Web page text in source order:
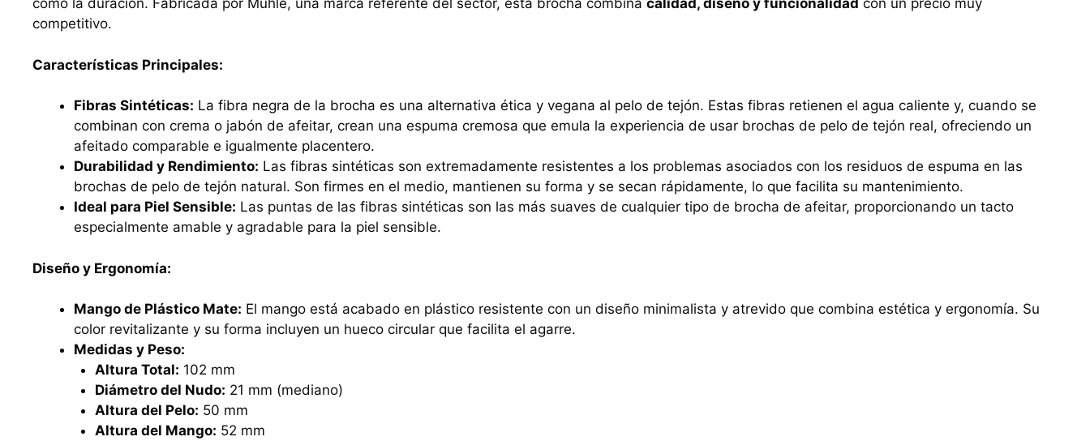
como la duración. Fabricada por Mühle, una marca referente del sector, esta brocha combina calidad, diseño y funcionalidad con un precio muy
competitivo.
Características Principales:
Fibras Sintéticas: La fibra negra de la brocha es una alternativa ética y vegana al pelo de tejón. Estas fibras retienen el agua caliente y, cuando se
combinan con crema o jabón de afeitar, crean una espuma cremosa que emula la experiencia de usar brochas de pelo de tejón real, ofreciendo un
afeitado comparable e igualmente placentero.
Durabilidad y Rendimiento: Las fibras sintéticas son extremadamente resistentes a los problemas asociados con los residuos de espuma en las
brochas de pelo de tejón natural. Son firmes en el medio, mantienen su forma y se secan rápidamente, lo que facilita su mantenimiento.
Ideal para Piel Sensible: Las puntas de las fibras sintéticas son las más suaves de cualquier tipo de brocha de afeitar, proporcionando un tacto
especialmente amable y agradable para la piel sensible.
Diseño y Ergonomía:
Mango de Plástico Mate: El mango está acabado en plástico resistente con un diseño minimalista y atrevido que combina estética y ergonomía. Su
color revitalizante y su forma incluyen un hueco circular que facilita el agarre.
Medidas y Peso:
Altura Total: 102 mm
Diámetro del Nudo: 21 mm (mediano)
Altura del Pelo: 50 mm
Altura del Mango: 52 mm